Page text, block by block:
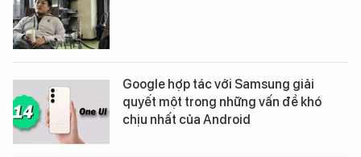
Google hợp tác với Samsung giải
quyết một trong những vấn đề khó
chịu nhất của Android